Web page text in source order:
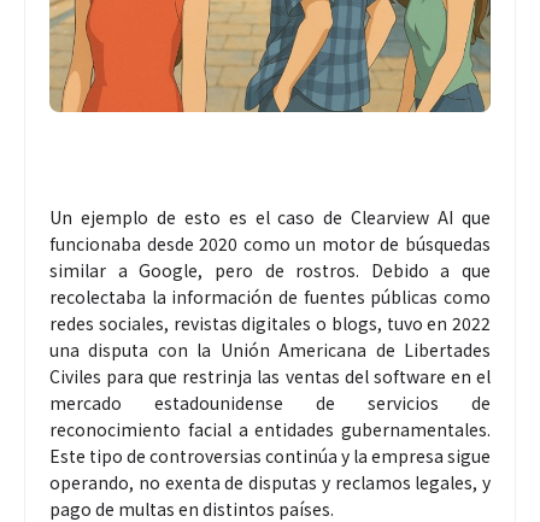
Un ejemplo de esto es el caso de Clearview AI que
funcionaba desde 2020 como un motor de búsquedas
similar a Google, pero de rostros. Debido a que
recolectaba la información de fuentes públicas como
redes sociales, revistas digitales o blogs, tuvo en 2022
una disputa con la Unión Americana de Libertades
Civiles para que restrinja las ventas del software en el
mercado estadounidense de servicios de
reconocimiento facial a entidades gubernamentales.
Este tipo de controversias continúa y la empresa sigue
operando, no exenta de disputas y reclamos legales, y
pago de multas en distintos países.